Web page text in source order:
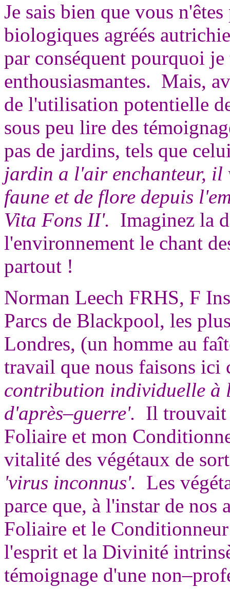
Je sais bien que vous
biologiques agréés
par conséquent pourquoi
enthousiasmantes. Mais,
de l'utilisation potentielle
sous peu lire des
pas de jardins, tels que
jardin a l'air enchanteur, il
faune et de flore depuis
Vita Fons II'. Imaginez la
l'environnement le chant
partout !
Norman Leech FRHS, F
Parcs de Blackpool, les
Londres, (un homme au
travail que nous faisons ici
contribution individuelle à
d'après–guerre'. Il trouvait
Foliaire et mon
vitalité des végétaux de
'virus inconnus'. Les
parce que, à l'instar de nos
Foliaire et le
l'esprit et la Divinité
témoignage d'une